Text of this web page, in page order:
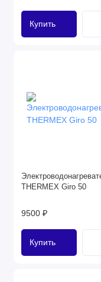
Купить
THERMEX Giro 50
9500 ₽
Купить